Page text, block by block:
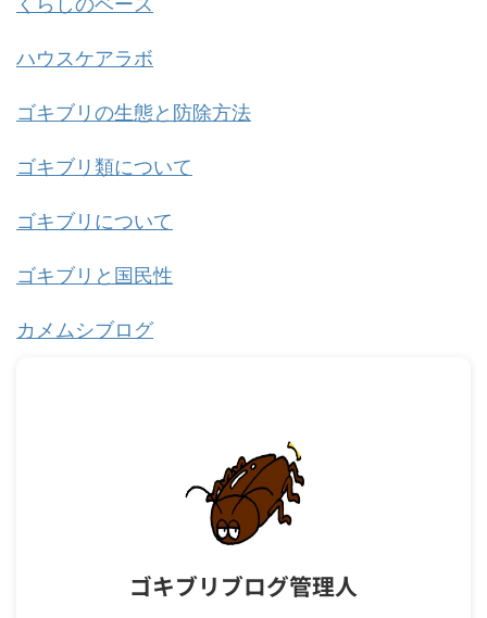
ハウスケアラボ
ゴキブリの生態と防除方法
ゴキブリ類について
ゴキブリについて
ゴキブリと国民性
カメムシブログ
ゴキブリブログ管理人